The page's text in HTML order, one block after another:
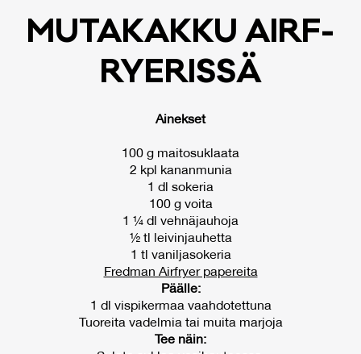
MU­TA­KAK­KU AIRF­
RYE­RIS­SÄ
Ainekset
100 g maitosuklaata
2 kpl kananmunia
1 dl sokeria
100 g voita
1 ¼ dl vehnäjauhoja
½ tl leivinjauhetta
1 tl vaniljasokeria
Fredman Airfryer papereita
Päälle:
1 dl vispikermaa vaahdotettuna
Tuoreita vadelmia tai muita marjoja
Tee näin: